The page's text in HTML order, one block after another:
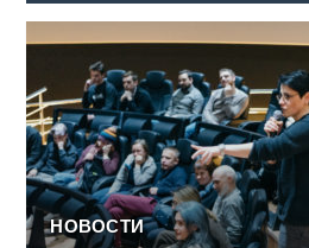
НОВОСТИ